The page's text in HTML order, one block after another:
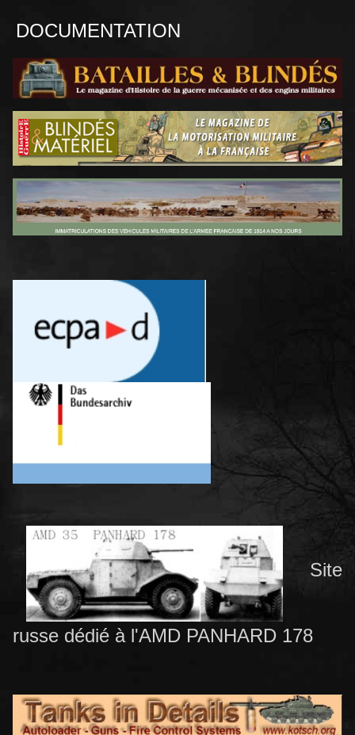
DOCUMENTATION
Site
russe dédié à l'AMD PANHARD 178